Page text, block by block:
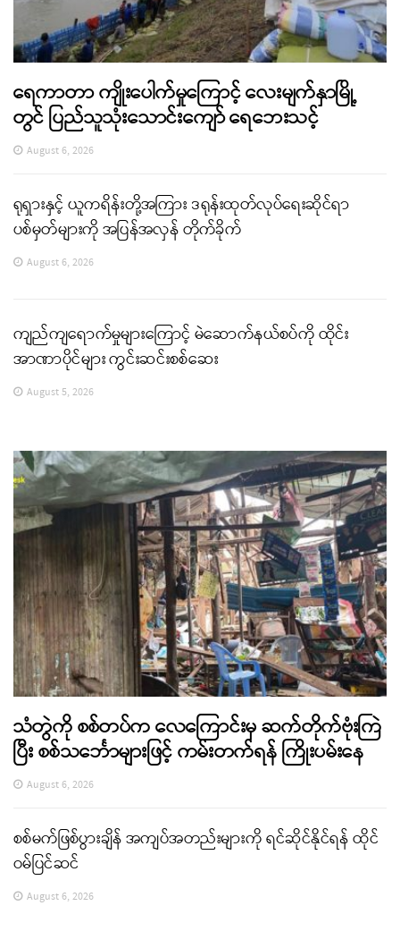
ရေကာတာ ကျိုးပေါက်မှုကြောင့် လေးမျက်နှာမြို့
တွင် ပြည်သူသုံးသောင်းကျော် ရေဘေးသင့်
August 6, 2026
ရုရှားနှင့် ယူကရိန်းတို့အကြား ဒရုန်းထုတ်လုပ်ရေးဆိုင်ရာ
ပစ်မှတ်များကို အပြန်အလှန် တိုက်ခိုက်
August 6, 2026
ကျည်ကျရောက်မှုများကြောင့် မဲဆောက်နယ်စပ်ကို ထိုင်း
အာဏာပိုင်များ ကွင်းဆင်းစစ်ဆေး
August 5, 2026
သံတွဲကို စစ်တပ်က လေကြောင်းမှ ဆက်တိုက်ဗုံးကြဲ
ပြီး စစ်သင်္ဘောများဖြင့် ကမ်းတက်ရန် ကြိုးပမ်းနေ
August 6, 2026
စစ်မက်ဖြစ်ပွားချိန် အကျပ်အတည်းများကို ရင်ဆိုင်နိုင်ရန် ထိုင်
ဝမ်ပြင်ဆင်
August 6, 2026